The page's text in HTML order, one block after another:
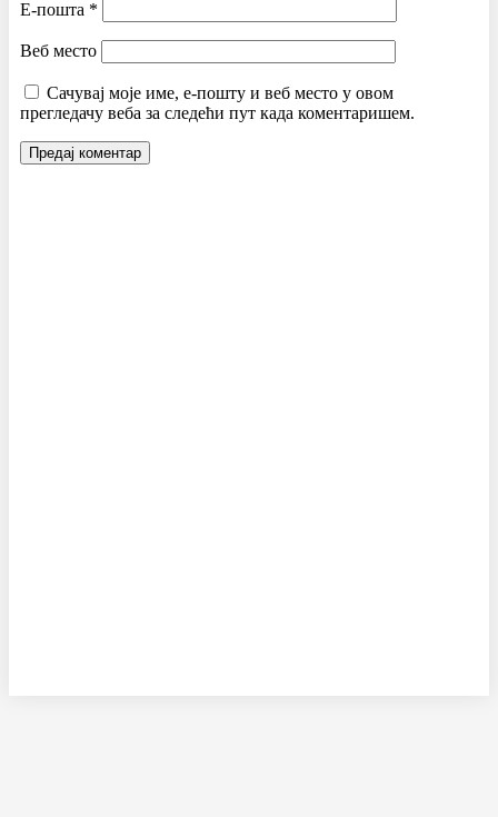
Е-пошта *
Веб место
Сачувај моје име, е-пошту и веб место у овом
прегледачу веба за следећи пут када коментаришем.